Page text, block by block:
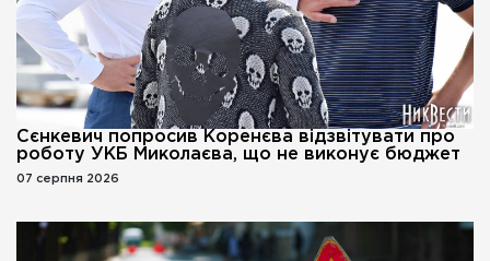
Сєнкевич попросив Коренєва відзвітувати про
роботу УКБ Миколаєва, що не виконує бюджет
07 серпня 2026